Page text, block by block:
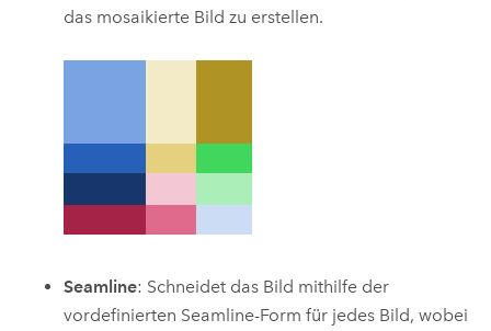
das mosaikierte Bild zu erstellen.
Seamline: Schneidet das Bild mithilfe der
vordefinierten Seamline-Form für jedes Bild, wobei